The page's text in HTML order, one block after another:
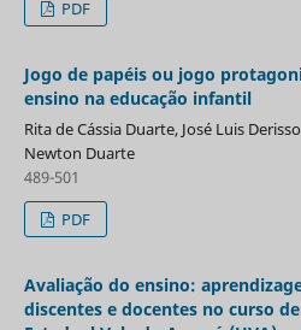
PDF
Jogo de papéis ou jogo
ensino na educação infantil
Rita de Cássia Duarte, José Luis
Newton Duarte
489-501
PDF
Avaliação do ensino:
discentes e docentes no curso